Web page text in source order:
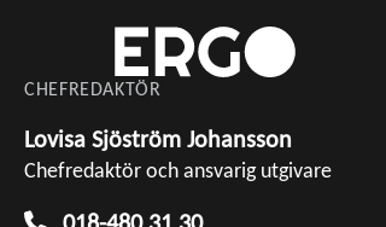
CHEFREDAKTÖR
Lovisa Sjöström Johansson
Chefredaktör och ansvarig utgivare